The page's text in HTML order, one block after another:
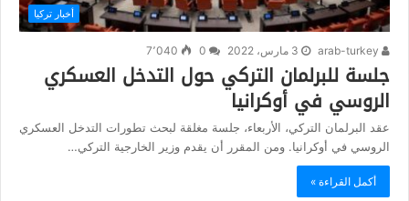
أخبار تركيا
3 مارس، 2022 7٬040
جلسة للبرلمان التركي حول التدخل العسكري
الروسي في أوكرانيا
عقد البرلمان التركي، الأربعاء، جلسة مغلقة لبحث تطورات التدخل العسكري
الروسي في أوكرانيا. ومن المقرر أن يقدم وزير الخارجية التركي…
أكمل القراءة »